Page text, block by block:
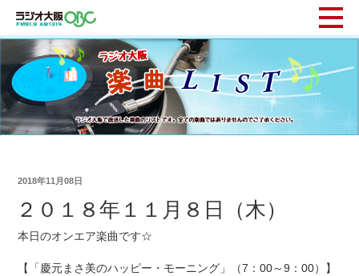
2018年11月08日
２０１８年１１月８日（木）
本日のオンエア楽曲です☆
【「慶元まさ美のハッピー・モーニング」（7：00～9：00）】